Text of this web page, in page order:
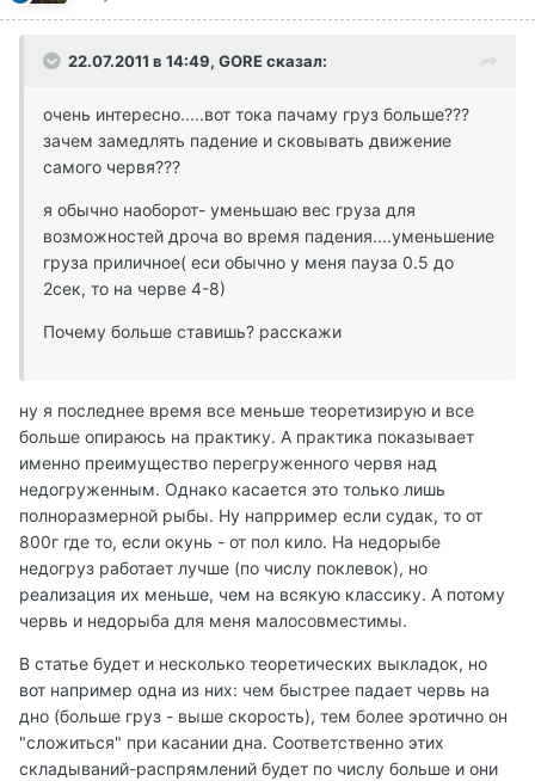
22.07.2011 в 14:49, GORE сказал:
очень интересно.....вот тока пачаму груз больше???
зачем замедлять падение и сковывать движение
самого червя???
я обычно наоборот- уменьшаю вес груза для
возможностей дроча во время падения....уменьшение
груза приличное( еси обычно у меня пауза 0.5 до
2сек, то на черве 4-8)
Почему больше ставишь? расскажи
ну я последнее время все меньше теоретизирую и все
больше опираюсь на практику. А практика показывает
именно преимущество перегруженного червя над
недогруженным. Однако касается это только лишь
полноразмерной рыбы. Ну напрример если судак, то от
800г где то, если окунь - от пол кило. На недорыбе
недогруз работает лучше (по числу поклевок), но
реализация их меньше, чем на всякую классику. А потому
червь и недорыба для меня малосовместимы.
В статье будет и несколько теоретических выкладок, но
вот например одна из них: чем быстрее падает червь на
дно (больше груз - выше скорость), тем более эротично он
"сложиться" при касании дна. Соответственно этих
складываний-распрямлений будет по числу больше и они